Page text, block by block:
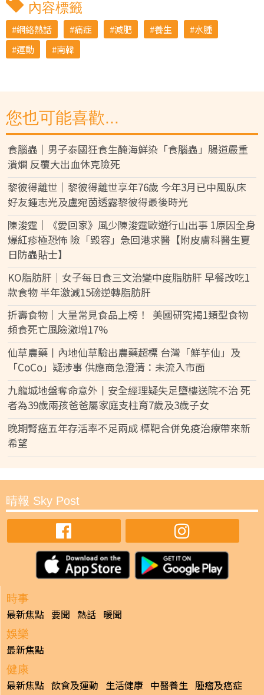
內容標籤
網絡熱話 痛症 減肥 養生
水腫
運動
南韓
您也可能喜歡...
食腦蟲｜男子泰國狂食生醃海鮮染「食腦蟲」腸道嚴重
潰爛 反覆大出血休克險死
黎彼得離世｜黎彼得離世享年76歲 今年3月已中風臥床
好友鍾志光及盧宛茵透露黎彼得最後時光
陳浚霆｜《愛回家》風少陳浚霆歐遊行山出事 1原因全身
爆紅疹極恐怖 險「毀容」急回港求醫【附皮膚科醫生夏
日防蟲貼士】
KO脂肪肝｜女子每日食三文治變中度脂肪肝 早餐改吃1
款食物 半年激減15磅逆轉脂肪肝
折壽食物｜大量常見食品上榜！ 美國研究揭1類型食物
頻食死亡風險激增17%
仙草農藥丨內地仙草驗出農藥超標 台灣「鮮芋仙」及
「CoCo」疑涉事 供應商急澄清：未流入市面
九龍城地盤奪命意外丨安全經理疑失足墮樓送院不治 死
者為39歲兩孩爸爸屬家庭支柱育7歲及3歲子女
晚期腎癌五年存活率不足兩成 標靶合併免疫治療帶來新
希望
晴報 Sky Post
時事
最新焦點 要聞 熱話 暖聞
娛樂
最新焦點
健康
最新焦點 飲食及運動 生活健康 中醫養生 腫瘤及癌症